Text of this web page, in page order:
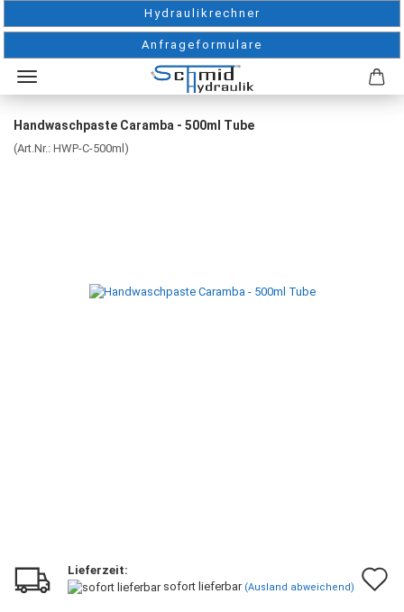
Hydraulikrechner
Anfrageformulare
Handwaschpaste Caramba - 500ml Tube
(Art.Nr.: HWP-C-500ml )
Lieferzeit:
sofort lieferbar (Ausland abweichend)